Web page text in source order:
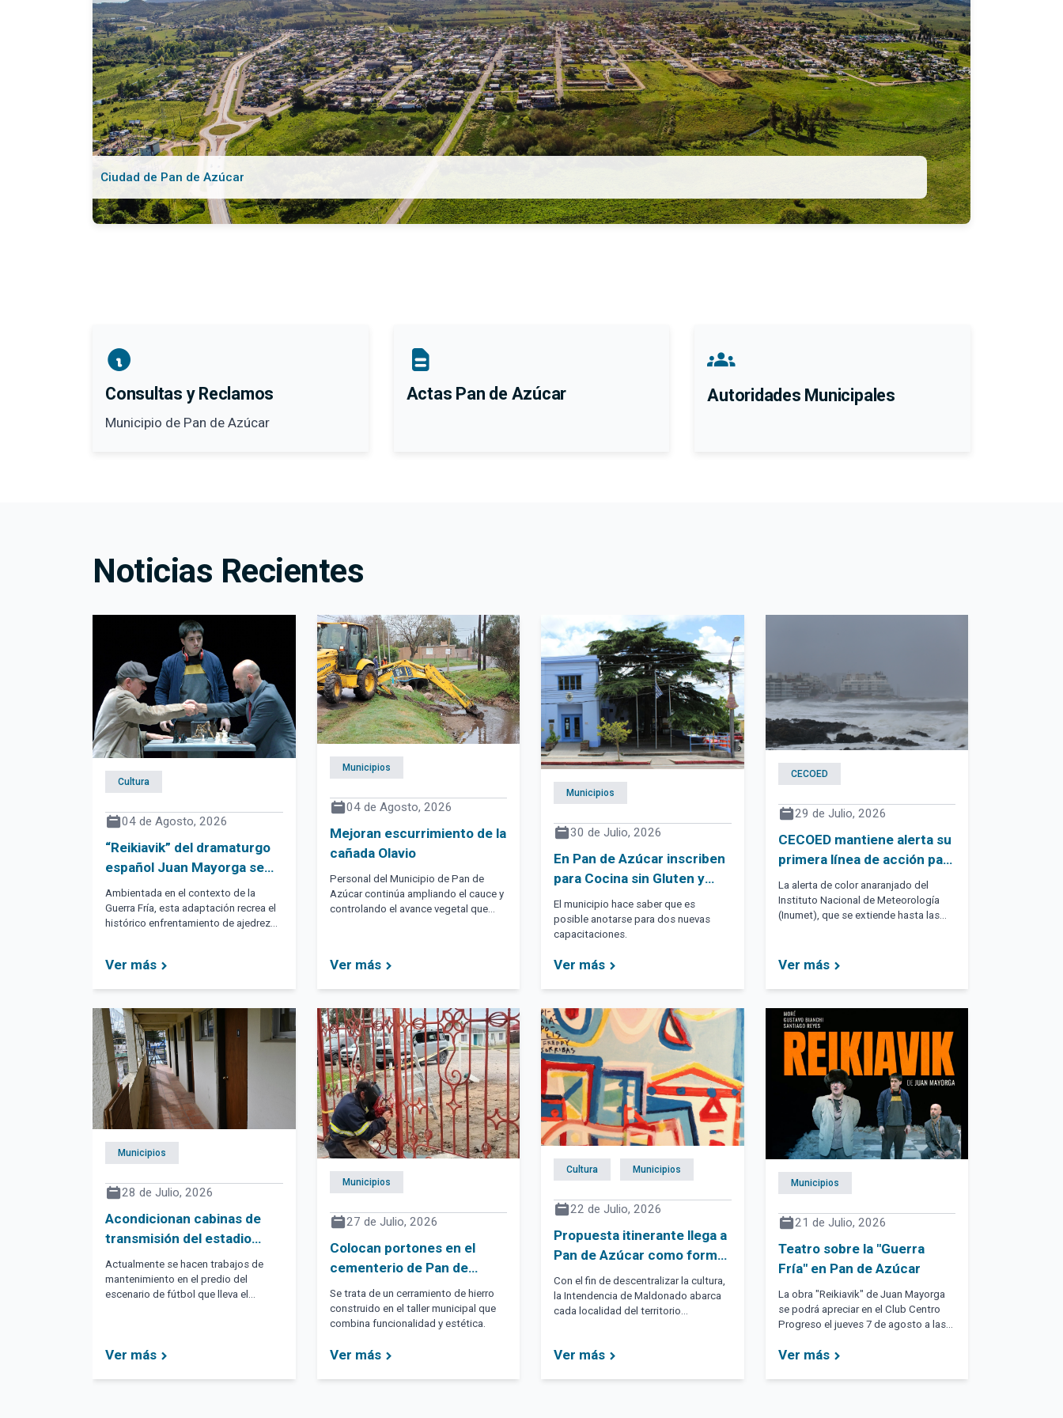
Ciudad de Pan de Azúcar
Consultas y Reclamos
Municipio de Pan de Azúcar
Actas Pan de Azúcar
groups
Autoridades Municipales
Noticias Recientes
Cultura
04 de Agosto, 2026
“Reikiavik” del dramaturgo
español Juan Mayorga se
presenta este fin de
semana en Maldonado y Pan
de Azúcar
Ambientada en el contexto de la
Guerra Fría, esta adaptación recrea el
histórico enfrentamiento de ajedrez
Ver más
Municipios
04 de Agosto, 2026
Mejoran escurrimiento de la
cañada Olavio
Personal del Municipio de Pan de
Azúcar continúa ampliando el cauce y
controlando el avance vegetal que
Ver más
Municipios
30 de Julio, 2026
En Pan de Azúcar inscriben
para Cocina sin Gluten y
Alambrador
El municipio hace saber que es
posible anotarse para dos nuevas
capacitaciones.
Ver más
CECOED
29 de Julio, 2026
CECOED mantiene alerta su
primera línea de acción para
mitigar riesgos por llegada
de temporal
La alerta de color anaranjado del
Instituto Nacional de Meteorología
(Inumet), que se extiende hasta las
(puntualmente) fuertes y/o severas,
copiosas en cortos períodos, granizo,
intensa actividad eléctrica.
Ver más
Municipios
28 de Julio, 2026
Acondicionan cabinas de
transmisión del estadio
municipal de Pan de Azúcar
Actualmente se hacen trabajos de
mantenimiento en el predio del
escenario de fútbol que lleva el
Ver más
Municipios
27 de Julio, 2026
Colocan portones en el
cementerio de Pan de
Azúcar
Se trata de un cerramiento de hierro
construido en el taller municipal que
combina funcionalidad y estética.
Ver más
Cultura Municipios
22 de Julio, 2026
Propuesta itinerante llega a
Pan de Azúcar como forma
de acercar el arte a cada
rincón del departamento
Con el fin de descentralizar la cultura,
la Intendencia de Maldonado abarca
cada localidad del territorio
Azúcar se exhibirá a partir del jueves
Ver más
Municipios
21 de Julio, 2026
Teatro sobre la "Guerra
Fría" en Pan de Azúcar
La obra "Reikiavik" de Juan Mayorga
se podrá apreciar en el Club Centro
Progreso el jueves 7 de agosto a las
después en el teatro de la Casa de la
Ver más